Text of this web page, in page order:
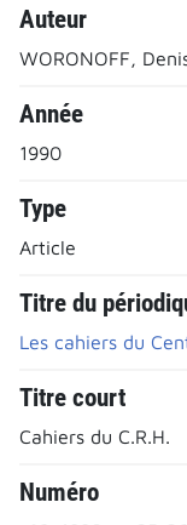
Auteur
WORONOFF,
Année
1990
Type
Article
Titre du
Les cahiers du
Titre court
Cahiers du C.R.H.
Numéro